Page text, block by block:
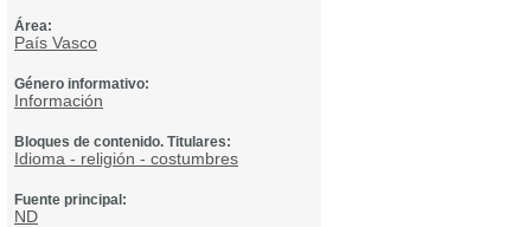
Área:
País Vasco
Género informativo:
Información
Bloques de contenido. Titulares:
Idioma - religión - costumbres
Fuente principal:
ND